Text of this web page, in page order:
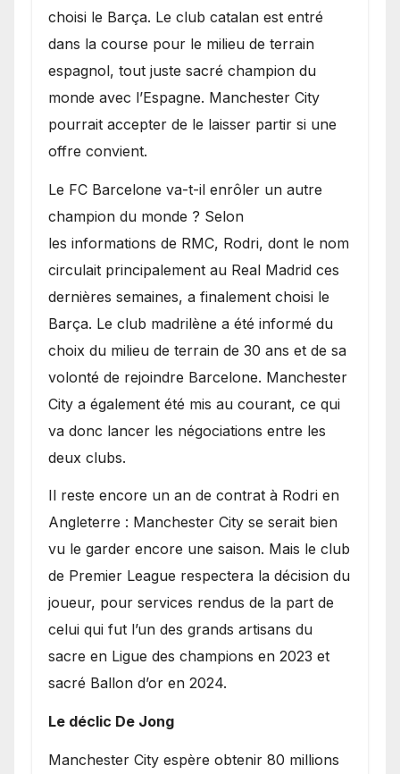
choisi le Barça. Le club catalan est entré
dans la course pour le milieu de terrain
espagnol, tout juste sacré champion du
monde avec l’Espagne. Manchester City
pourrait accepter de le laisser partir si une
offre convient.
​Le FC Barcelone va-t-il enrôler un autre
champion du monde ? Selon
les informations de RMC, Rodri, dont le nom
circulait principalement au Real Madrid ces
dernières semaines, a finalement choisi le
Barça. Le club madrilène a été informé du
choix du milieu de terrain de 30 ans et de sa
volonté de rejoindre Barcelone. Manchester
City a également été mis au courant, ce qui
va donc lancer les négociations entre les
deux clubs.
​Il reste encore un an de contrat à Rodri en
Angleterre : Manchester City se serait bien
vu le garder encore une saison. Mais le club
de Premier League respectera la décision du
joueur, pour services rendus de la part de
celui qui fut l’un des grands artisans du
sacre en Ligue des champions en 2023 et
sacré Ballon d’or en 2024.
Le déclic De Jong
​Manchester City espère obtenir 80 millions